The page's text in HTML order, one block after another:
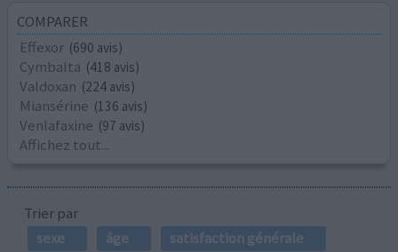
COMPARER
Effexor (690 avis)
Cymbalta (418 avis)
Valdoxan (224 avis)
Miansérine (136 avis)
Venlafaxine (97 avis)
Affichez tout...
Trier par
sexe
âge satisfaction générale